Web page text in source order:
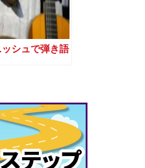
シュで弾き語